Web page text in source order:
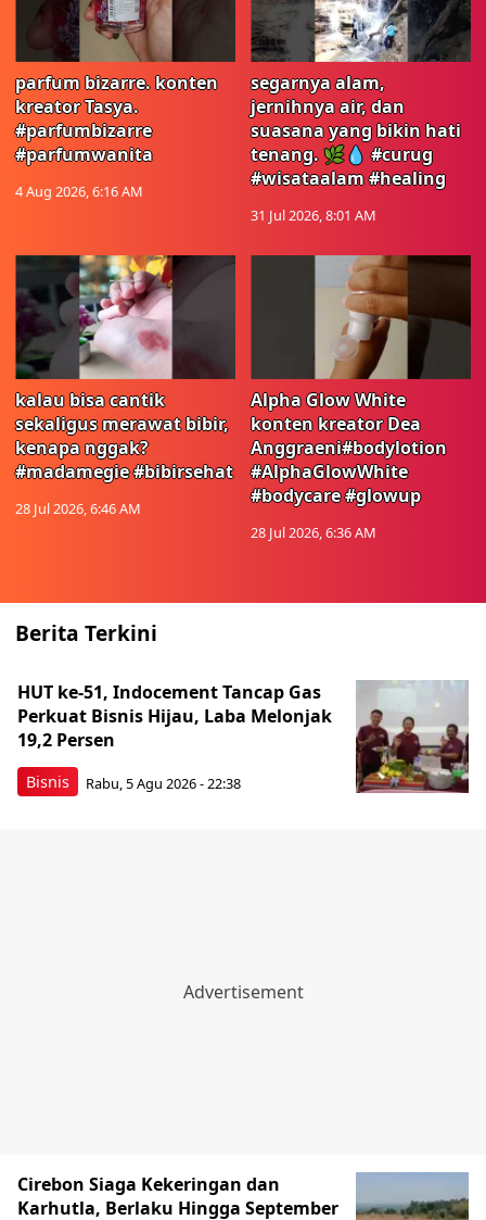
parfum bizarre. konten
kreator Tasya.
#parfumbizarre
#parfumwanita
4 Aug 2026, 6:16 AM
segarnya alam,
jernihnya air, dan
suasana yang bikin hati
tenang. 🌿💧 #curug
#wisataalam #healing
31 Jul 2026, 8:01 AM
kalau bisa cantik
sekaligus merawat bibir,
kenapa nggak?
#madamegie #bibirsehat
28 Jul 2026, 6:46 AM
Alpha Glow White
konten kreator Dea
Anggraeni#bodylotion
#AlphaGlowWhite
#bodycare #glowup
28 Jul 2026, 6:36 AM
Berita Terkini
Bisnis
HUT ke-51, Indocement Tancap Gas
Perkuat Bisnis Hijau, Laba Melonjak
19,2 Persen
Rabu, 5 Agu 2026 - 22:38
Cirebon Siaga Kekeringan dan
Karhutla, Berlaku Hingga September